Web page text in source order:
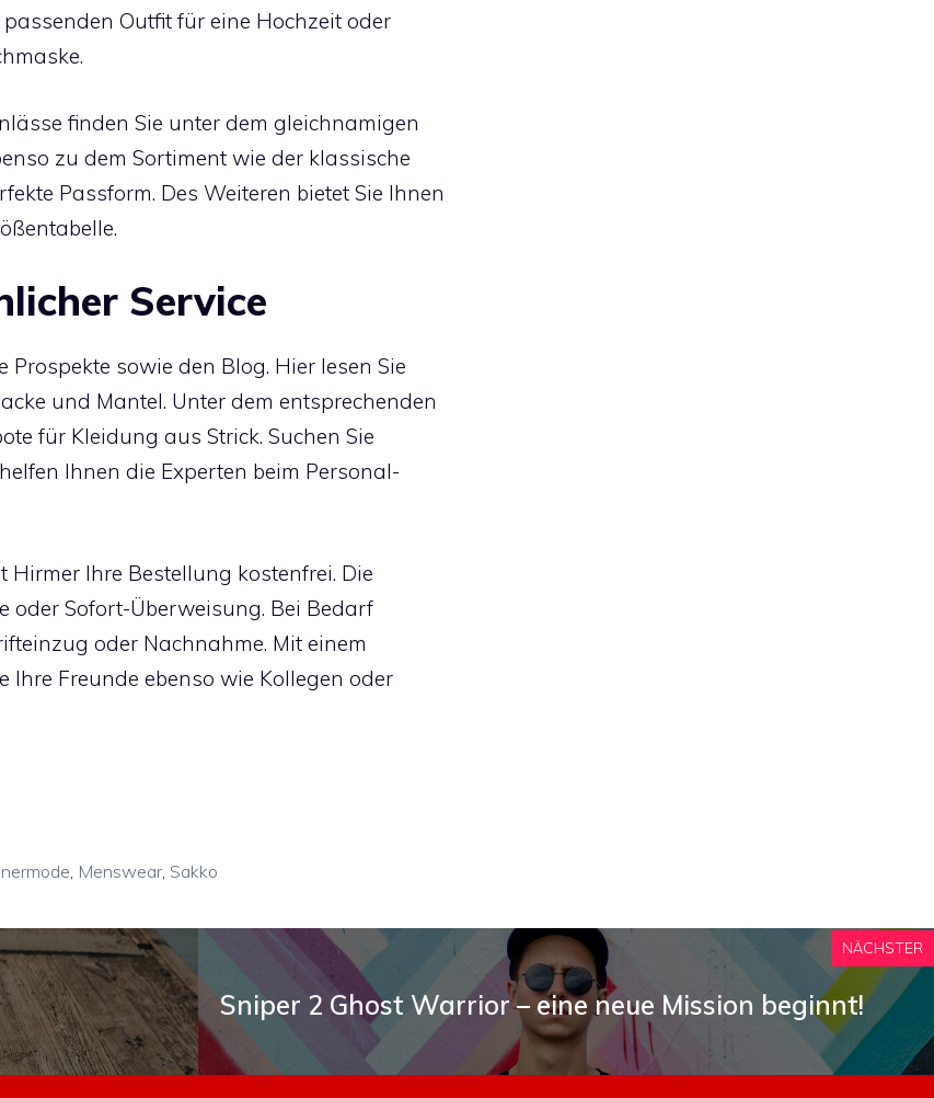
Outfit für eine Hochzeit oder
finden Sie unter dem gleichnamigen
zu dem Sortiment wie der klassische
Passform. Des Weiteren bietet Sie Ihnen
Service
sowie den Blog. Hier lesen Sie
und Mantel. Unter dem entsprechenden
für Kleidung aus Strick. Suchen Sie
Ihnen die Experten beim Personal-
Ihre Bestellung kostenfrei. Die
oder Sofort-Überweisung. Bei Bedarf
oder Nachnahme. Mit einem
Ihre Freunde ebenso wie Kollegen oder
, Menswear, Sakko
NÄCHSTER
Sniper 2 Ghost Warrior – eine neue Mission beginnt!